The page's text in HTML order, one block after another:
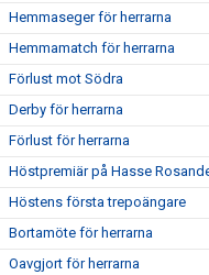
Hemmaseger för herrarna
Hemmamatch för herrarna
Förlust mot Södra
Derby för herrarna
Förlust för herrarna
Höstpremiär på Hasse
Höstens första trepoängare
Bortamöte för herrarna
Oavgjort för herrarna